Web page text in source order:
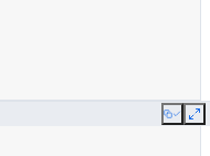
Copy